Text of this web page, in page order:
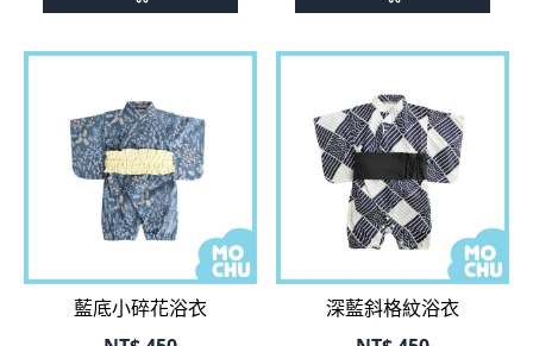
藍底小碎花浴衣
NT$450
深藍斜格紋浴衣
NT$450